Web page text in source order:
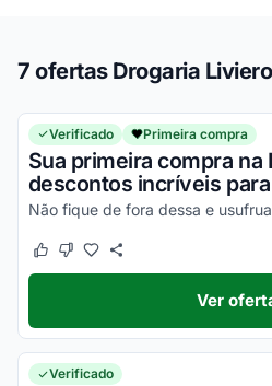
7 ofertas Drogaria Liviero
Verificado Primeira compra
Sua primeira compra na
descontos incríveis
Este cupom funcionou
Este cupom não funcionou
Ver
Verificado